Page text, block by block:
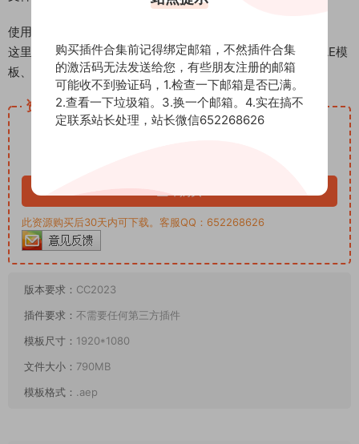
使用辅助：视频教程
这里是后期屋资源站，欢迎您来后期屋下载影视后期资源（AE模
板、PR模板、音视频频素材各种插件等）
资源下载
12.99
此资源购买后30天内可下载。客服QQ：652268626
版本要求： CC2023
插件要求： 不需要任何第三方插件
模板尺寸： 1920*1080
文件大小： 790MB
模板格式： .aep
购买插件合集前记得绑定邮箱，不然插件合集
的激活码无法发送给您，有些朋友注册的邮箱
可能收不到验证码，1.检查一下邮箱是否已满。
2.查看一下垃圾箱。3.换一个邮箱。4.实在搞不
定联系站长处理，站长微信652268626